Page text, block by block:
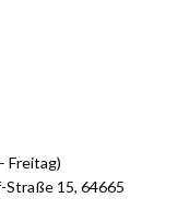
Freitag)
15, 64665